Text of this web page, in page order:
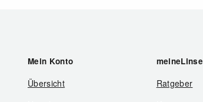
Mein Konto
Übersicht
meineLinse
Ratgeber